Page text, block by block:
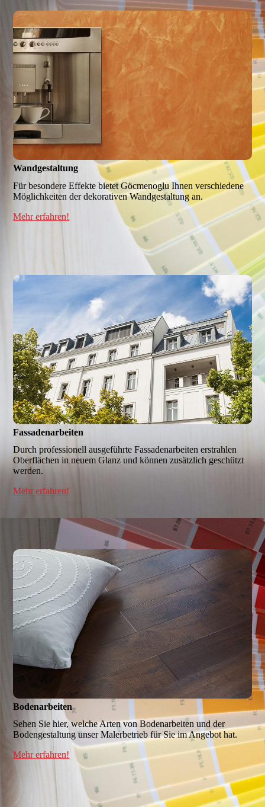
Wandgestaltung
Für besondere Effekte bietet Göcmenoglu Ihnen verschiedene
Möglichkeiten der dekorativen Wandgestaltung an.
Mehr erfahren!
Fassadenarbeiten
Durch professionell ausgeführte Fassadenarbeiten erstrahlen
Ober­flächen in neuem Glanz und können zusätzlich geschützt
werden.
Mehr erfahren!
Bodenarbeiten
Sehen Sie hier, welche Arten von Bodenarbeiten und der
Boden­gestaltung unser Maler­betrieb für Sie im Angebot hat.
Mehr erfahren!